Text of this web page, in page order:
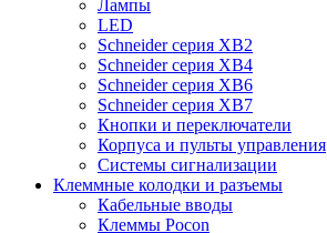
Лампы
LED
Schneider серия XB2
Schneider серия XB4
Schneider серия XB6
Schneider серия XB7
Кнопки и переключатели
Корпуса и пульты управления
Системы сигнализации
Клеммные колодки и разъемы
Кабельные вводы
Клеммы Pocon